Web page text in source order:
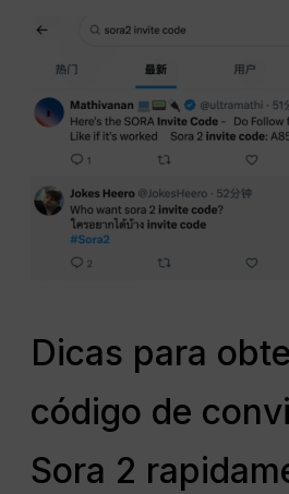
Dicas para
código de
Sora 2